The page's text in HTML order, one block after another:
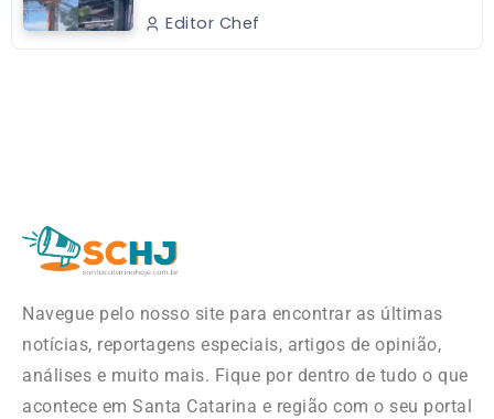
Editor Chef
Navegue pelo nosso site para encontrar as últimas
notícias, reportagens especiais, artigos de opinião,
análises e muito mais. Fique por dentro de tudo o que
acontece em Santa Catarina e região com o seu portal